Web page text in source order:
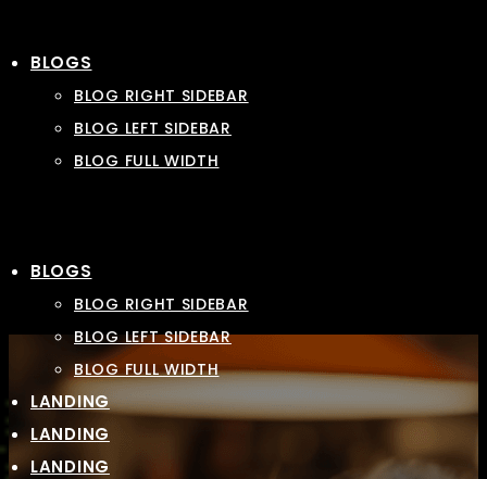
BLOGS
BLOG RIGHT SIDEBAR
BLOG LEFT SIDEBAR
BLOG FULL WIDTH
BLOGS
BLOG RIGHT SIDEBAR
BLOG LEFT SIDEBAR
BLOG FULL WIDTH
LANDING
LANDING
LANDING